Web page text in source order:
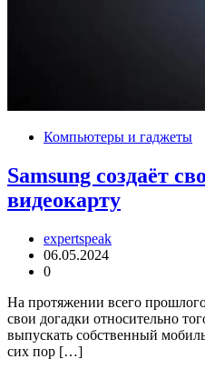
Компьютеры и гаджеты
Samsung создаёт
видеокарту
expertspeak
06.05.2024
0
На протяжении всего
свои догадки относительно
выпускать собственный
сих пор […]